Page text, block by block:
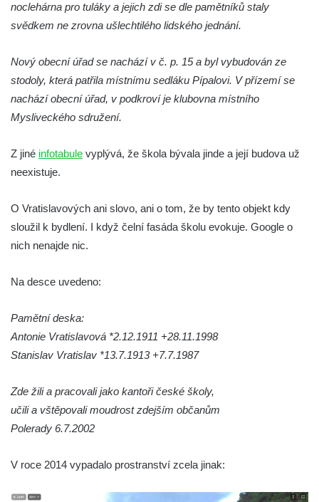
Pamětní deska Ondřeje Hese severně od
Mezné
Seingalt na zámeckém nádvoří v Duchcově
Mikovce na domě čp. 181 ve Sloupu v
Čechách
domě čp. 109 v Kalinově ulici v Novém
Boru
Pamětní deska Václava Františka
v Praze Dubeč
Pamětní deska Jaroslava Třešňáka v
Pamětní deska Walthera Hensela na vile
Landhaus v ulici Pod Doubravkou v
Teplicích
na domě čp. 72/1 v Lázeňské ulici v
noclehárna pro tuláky a jejich zdi se dle pamětníků staly
svědkem ne zrovna ušlechtilého lidského jednání.
Nový obecní úřad se nachází v č. p. 15 a byl vybudován ze
stodoly, která patřila místnímu sedláku Pípalovi. V přízemí se
nachází obecní úřad, v podkroví je klubovna místního
Mysliveckého sdružení.
Z jiné infotabule vyplývá, že škola bývala jinde a její budova už
neexistuje.
O Vratislavových ani slovo, ani o tom, že by tento objekt kdy
sloužil k bydlení. I když čelní fasáda školu evokuje. Google o
nich nenajde nic.
Na desce uvedeno:
Pamětní deska:
Antonie Vratislavová *2.12.1911 +28.11.1998
Stanislav Vratislav *13.7.1913 +7.7.1987
Zde žili a pracovali jako kantoři české školy,
učili a vštěpovali moudrost zdejším občanům
Polerady 6.7.2002
V roce 2014 vypadalo prostranství zcela jinak: